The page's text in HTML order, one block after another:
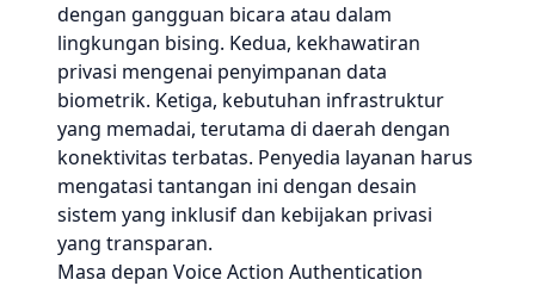
dengan gangguan bicara atau dalam
lingkungan bising. Kedua, kekhawatiran
privasi mengenai penyimpanan data
biometrik. Ketiga, kebutuhan infrastruktur
yang memadai, terutama di daerah dengan
konektivitas terbatas. Penyedia layanan harus
mengatasi tantangan ini dengan desain
sistem yang inklusif dan kebijakan privasi
yang transparan.
Masa depan Voice Action Authentication